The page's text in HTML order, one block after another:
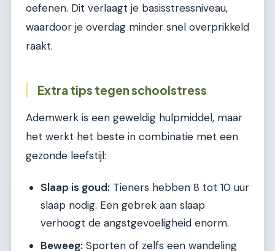
oefenen. Dit verlaagt je basisstressniveau,
waardoor je overdag minder snel overprikkeld
raakt.
Extra tips tegen schoolstress
Ademwerk is een geweldig hulpmiddel, maar
het werkt het beste in combinatie met een
gezonde leefstijl:
Slaap is goud: Tieners hebben 8 tot 10 uur
slaap nodig. Een gebrek aan slaap
verhoogt de angstgevoeligheid enorm.
Beweeg: Sporten of zelfs een wandeling